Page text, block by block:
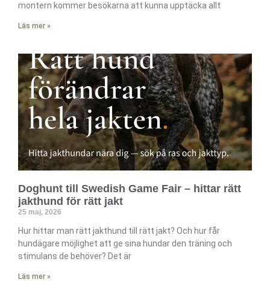
montern kommer besökarna att kunna upptäcka allt
Läs mer »
Doghunt till Swedish Game Fair – hittar rätt
jakthund för rätt jakt
25 maj, 2026
Hur hittar man rätt jakthund till rätt jakt? Och hur får
hundägare möjlighet att ge sina hundar den träning och
stimulans de behöver? Det är
Läs mer »